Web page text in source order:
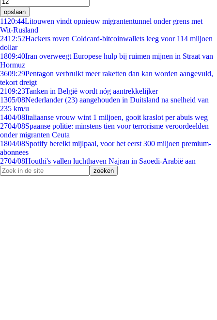
opslaan
11 20:44Litouwen vindt opnieuw migrantentunnel onder grens met
Wit-Rusland
2412:52Hackers roven Coldcard-bitcoinwallets leeg voor 114 miljoen
dollar
1809:40Iran overweegt Europese hulp bij ruimen mijnen in Straat van
Hormuz
3609:29Pentagon verbruikt meer raketten dan kan worden aangevuld,
tekort dreigt
2109:23Tanken in België wordt nóg aantrekkelijker
1305/08Nederlander (23) aangehouden in Duitsland na snelheid van
235 km/u
1404/08Italiaanse vrouw wint 1 miljoen, gooit kraslot per abuis weg
2704/08Spaanse politie: minstens tien voor terrorisme veroordeelden
onder migranten Ceuta
1804/08Spotify bereikt mijlpaal, voor het eerst 300 miljoen premium-
abonnees
2704/08Houthi's vallen luchthaven Najran in Saoedi-Arabië aan